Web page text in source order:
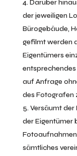
Darüber
der jeweiligen
Bürogebäude,
gefilmt werden
Eigentümers
auf Anfrage
des Fotografen
Versäumt der
der Eigentümer
sämtliches